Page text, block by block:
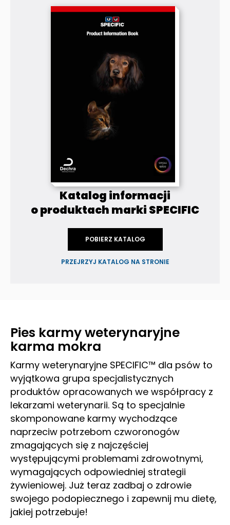
Katalog informacji
o produktach marki SPECIFIC
POBIERZ KATALOG
PRZEJRZYJ KATALOG NA STRONIE
Pies karmy weterynaryjne
karma mokra
Karmy weterynaryjne SPECIFIC™ dla psów to
wyjątkowa grupa specjalistycznych
produktów opracowanych we współpracy z
lekarzami weterynarii. Są to specjalnie
skomponowane karmy wychodzące
naprzeciw potrzebom czworonogów
zmagających się z najczęściej
występującymi problemami zdrowotnymi,
wymagających odpowiedniej strategii
żywieniowej. Już teraz zadbaj o zdrowie
swojego podopiecznego i zapewnij mu dietę,
jakiej potrzebuje!